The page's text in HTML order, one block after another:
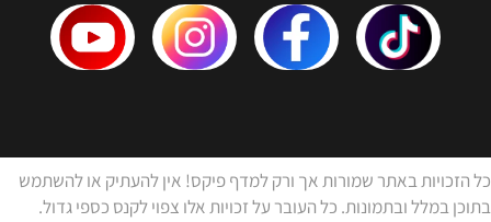
כל הזכויות באתר שמורות אך ורק למדף פיקס! אין להעתיק או להשתמש
בתוכן במלל ובתמונות. כל העובר על זכויות אלו צפוי לקנס כספי גדול.